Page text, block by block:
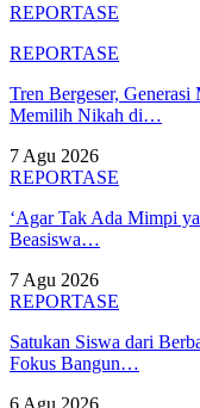
REPORTASE
REPORTASE
Tren Bergeser,
Memilih Nikah di…
7 Agu 2026
REPORTASE
‘Agar Tak Ada Mimpi
Beasiswa…
7 Agu 2026
REPORTASE
Satukan Siswa dari
Fokus Bangun…
6 Agu 2026